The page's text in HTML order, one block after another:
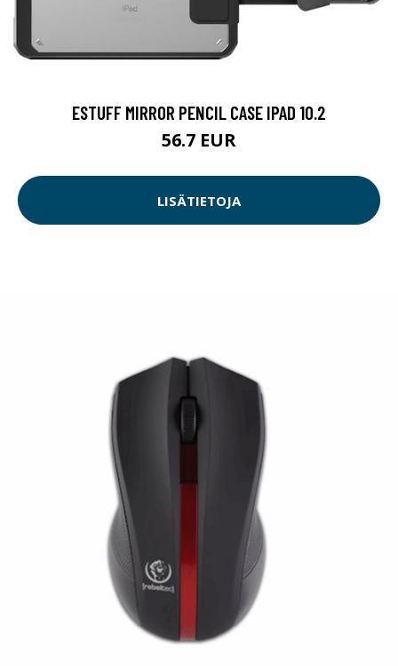
ESTUFF MIRROR PENCIL CASE IPAD 10.2
56.7 EUR
LISÄTIETOJA